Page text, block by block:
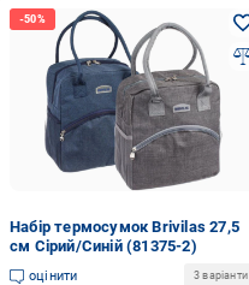
Набір термосумок Brivilas 27,5
см Сірий/Синій (81375-2)
оцінити 3 варіанти